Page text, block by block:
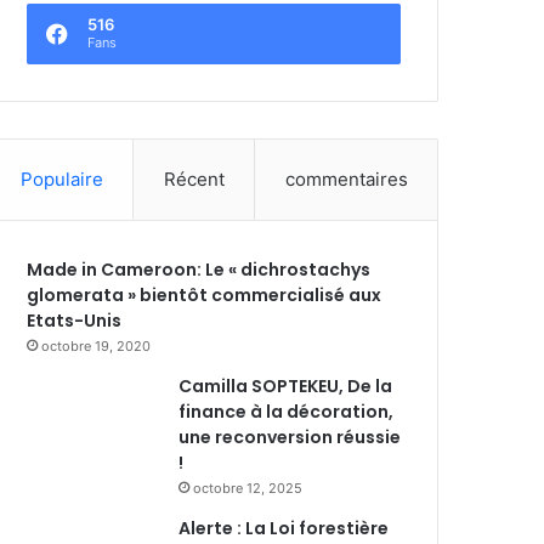
516
Fans
Populaire Récent commentaires
Made in Cameroon: Le « dichrostachys
glomerata » bientôt commercialisé aux
Etats-Unis
octobre 19, 2020
Camilla SOPTEKEU, De la
finance à la décoration,
une reconversion réussie
!
octobre 12, 2025
Alerte : La Loi forestière